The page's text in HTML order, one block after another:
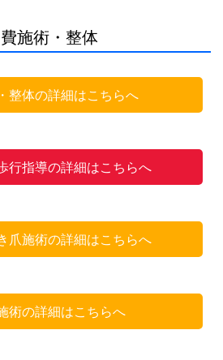
施術・整体
整体の詳細はこちらへ
行指導の詳細はこちらへ
爪施術の詳細はこちらへ
術の詳細はこちらへ